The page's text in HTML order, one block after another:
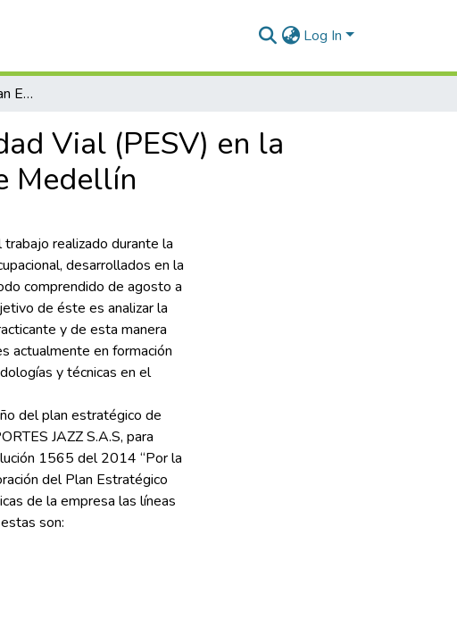
Log In
Sistematización del Plan Estratégico de Seguridad Vial (PESV) en la empresa Transportes Jazz SAS del municipio de Medellín
Vial (PESV) en la
Medellín
realizado durante la
desarrollados en la
comprendido de agosto a
de éste es analizar la
y de esta manera
actualmente en formación
y técnicas en el
del plan estratégico de
JAZZ S.A.S, para
1565 del 2014 “Por la
del Plan Estratégico
de la empresa las líneas
son: